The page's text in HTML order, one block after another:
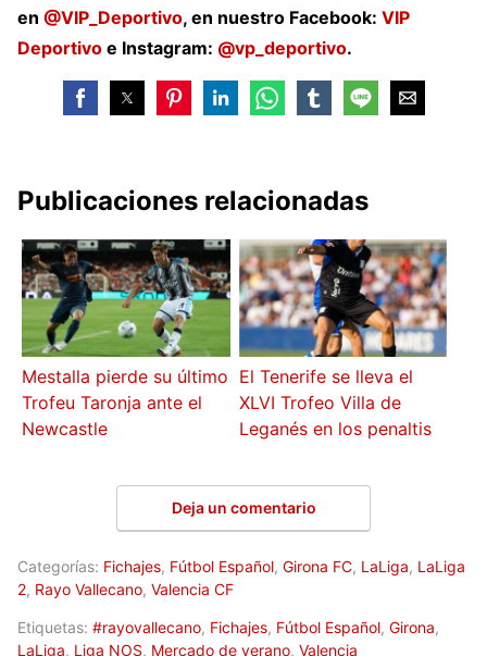
en @VIP_Deportivo, en nuestro Facebook: VIP
Deportivo e Instagram: @vp_deportivo.
Publicaciones relacionadas
Mestalla pierde su último
Trofeu Taronja ante el
Newcastle
El Tenerife se lleva el
XLVI Trofeo Villa de
Leganés en los penaltis
Deja un comentario
Categorías: Fichajes, Fútbol Español, Girona FC, LaLiga, LaLiga
2, Rayo Vallecano, Valencia CF
Etiquetas: #rayovallecano, Fichajes, Fútbol Español, Girona,
LaLiga, Liga NOS, Mercado de verano, Valencia